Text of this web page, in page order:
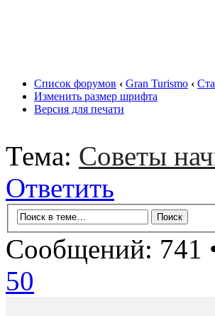
Список форумов ‹ Gran Turismo ‹
Изменить размер шрифта
Версия для печати
Тема: Советы
Ответить
Сообщений: 741
50